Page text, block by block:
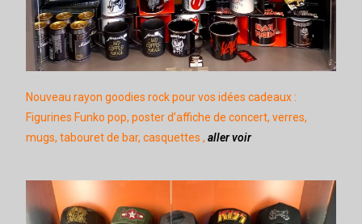
Nouveau rayon goodies rock pour vos idées cadeaux :
Figurines Funko pop, poster d’affiche de concert, verres,
mugs, tabouret de bar, casquettes ,aller voir